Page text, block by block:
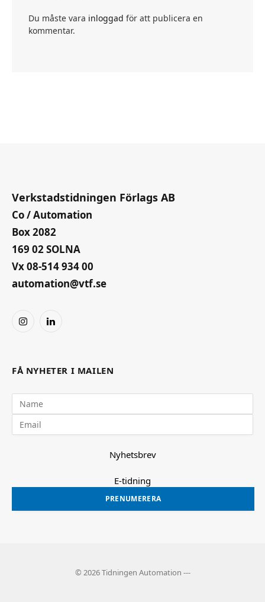
Du måste vara inloggad för att publicera en
kommentar.
Verkstadstidningen Förlags AB
Co / Automation
Box 2082
169 02 SOLNA
Vx 08-514 934 00
automation@vtf.se
InstagramLinkedIn
FÅ NYHETER I MAILEN
Nyhetsbrev
E-tidning
PRENUMERERA
© 2026 Tidningen Automation ---